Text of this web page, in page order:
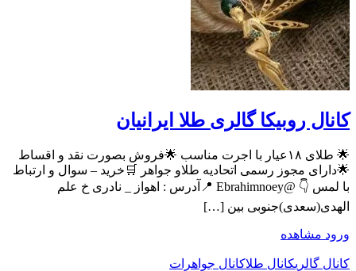
کانال روبیکا گالری طلا ایرانیان
🌟 طلای ۱۸عیار با اجرت مناسب 🌟فروش بصورت نقد و اقساط
🌟دارای مجوز رسمی اتحادیه طلاو جواهر 🛒خرید – سوال و ارتباط
با لمس 👇 @Ebrahimnoey 📍آدرس : اهواز _ نادری خ علم
الهدی(سعدی)جنوبی بین […]
ورود مشاهده
کانال گالریکانال طلاکانال جواهرات